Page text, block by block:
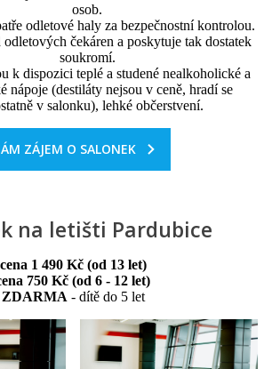
osob.
odletové haly za bezpečnostní kontrolou.
odletových čekáren a poskytuje tak dostatek
soukromí.
k dispozici teplé a studené nealkoholické a
nápoje (destiláty nejsou v ceně, hradí se
v salonku), lehké občerstvení.
ZÁJEM O SALONEK
na letišti Pardubice
cena 1 490 Kč (od 13 let)
750 Kč (od 6 - 12 let)
ZDARMA - dítě do 5 let